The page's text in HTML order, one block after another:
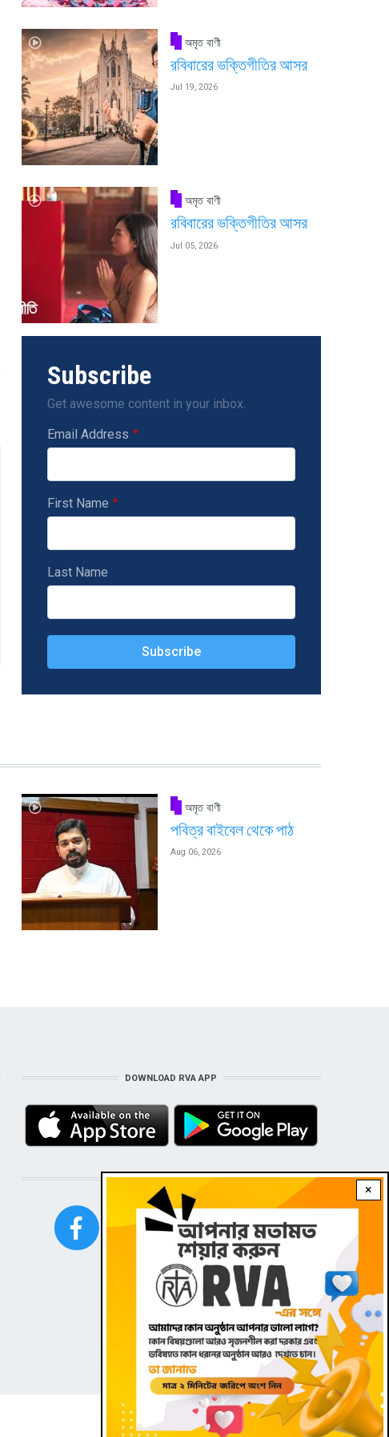
অমৃত বাণী
রবিবারের ভক্তিগীতির আসর
Jul 19, 2026
অমৃত বাণী
রবিবারের ভক্তিগীতির আসর
Jul 05, 2026
Subscribe
Get awesome content in your inbox.
Email Address
First Name
Last Name
অমৃত বাণী
পবিত্র বাইবেল থেকে পাঠ
Aug 06, 2026
×
DOWNLOAD RVA APP
STAY CONNECTED WITH US!
FOOTER
Contact | Dark theme